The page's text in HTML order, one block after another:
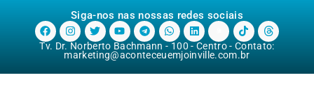
Siga-nos nas nossas redes sociais
Tv. Dr. Norberto Bachmann - 100 - Centro - Contato:
marketing@aconteceuemjoinville.com.br